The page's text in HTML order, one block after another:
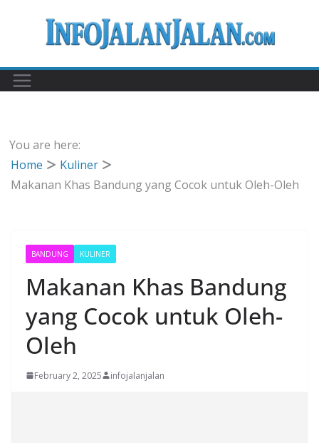
You are here:
Home
Kuliner
Makanan Khas Bandung yang Cocok untuk Oleh-Oleh
BANDUNG KULINER
Makanan Khas Bandung
yang Cocok untuk Oleh-
Oleh
February 2, 2025 infojalanjalan